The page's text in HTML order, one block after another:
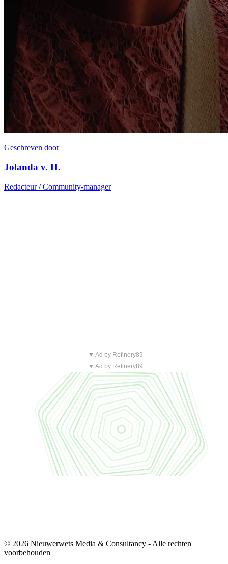
Geschreven door
Jolanda v. H.
Redacteur / Community-manager
▼ Ad by Refinery89
▼ Ad by Refinery89
© 2026 Nieuwerwets Media & Consultancy - Alle rechten
voorbehouden